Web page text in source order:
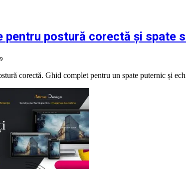
pentru postură corectă și spate
9
corectă. Ghid complet pentru un spate puternic și